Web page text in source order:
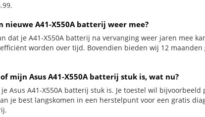
nieuwe A41-X550A batterij weer mee?
dat je A41-X550A batterij na vervanging weer jaren mee
worden over tijd. Bovendien bieden wij 12
mijn Asus A41-X550A batterij stuk is, wat nu?
Asus A41-X550A batterij stuk is. Je toestel wil
je best langskomen in een herstelpunt voor een gratis